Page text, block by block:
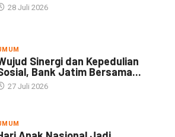
28 Juli 2026
Sinergi dan Kepedulian
Bank Jatim Bersama...
27 Juli 2026